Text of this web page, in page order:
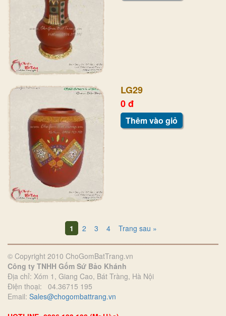
LG29
0 đ
Thêm vào giỏ
1 2 3 4 Trang sau »
© Copyright 2010 ChoGomBatTrang.vn
Công ty TNHH Gốm Sứ Bảo Khánh
Địa chỉ: Xóm 1, Giang Cao, Bát Tràng, Hà Nội
Điện thoại: 04.36715 195
Email: Sales@chogombattrang.vn